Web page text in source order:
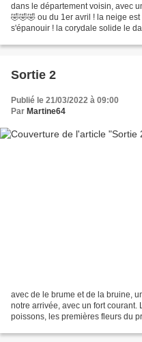
dans le département voisin, avec un très fort
🤣🤣🤣 ou du 1er avril ! la neige
s'épanouir ! la corydale solide le
Sortie 2
Publié le 21/03/2022 à 09:00
Par Martine64
avec de le brume et de la bruine,
notre arrivée, avec un fort
poissons, les premières fleurs du